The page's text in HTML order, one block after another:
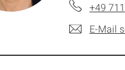
+49
E-Mail